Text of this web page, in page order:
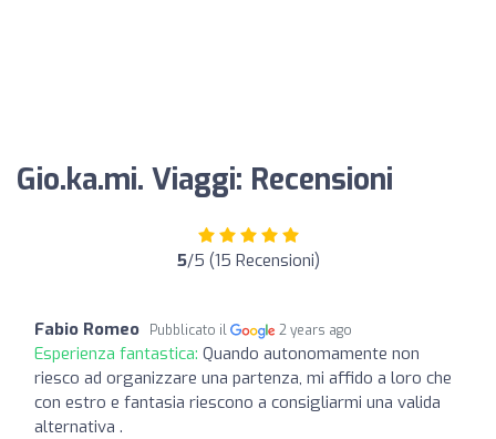
Gio.ka.mi. Viaggi: Recensioni
5/5 (15 Recensioni)
Fabio Romeo Pubblicato il 2 years ago
Esperienza fantastica: Quando autonomamente non
riesco ad organizzare una partenza, mi affido a loro che
con estro e fantasia riescono a consigliarmi una valida
alternativa .